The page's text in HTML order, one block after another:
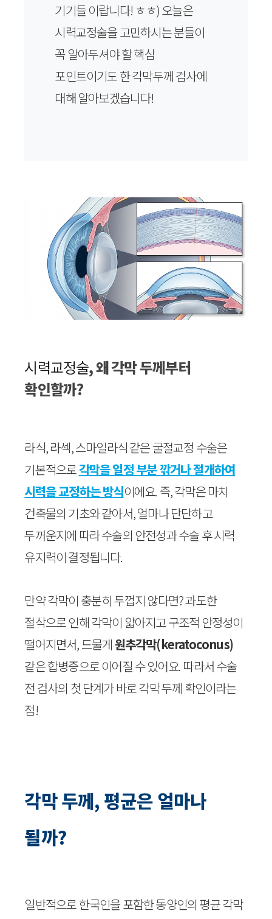
기기들 이랍니다! ㅎㅎ) 오늘은
시력교정술을 고민하시는 분들이
꼭 알아두셔야 할 핵심
포인트이기도 한 각막두께 검사에
대해 알아보겠습니다!
시력교정술, 왜 각막 두께부터
확인할까?
라식, 라섹, 스마일라식 같은 굴절교정 수술은
기본적으로각막을 일정 부분 깎거나 절개하여
시력을 교정하는 방식이에요. 즉, 각막은 마치
건축물의 기초와 같아서, 얼마나 단단하고
두꺼운지에 따라 수술의 안전성과 수술 후 시력
유지력이 결정됩니다.
만약 각막이 충분히 두껍지 않다면? 과도한
절삭으로 인해 각막이 얇아지고 구조적 안정성이
떨어지면서, 드물게원추각막(keratoconus)
같은 합병증으로 이어질 수 있어요. 따라서 수술
전 검사의 첫 단계가 바로 각막 두께 확인이라는
점!
각막 두께, 평균은 얼마나
될까?
일반적으로 한국인을 포함한 동양인의 평균 각막